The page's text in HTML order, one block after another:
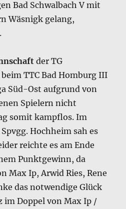
Bad Schwalbach V mit
Wäsnigk gelang,
der TG
TTC Bad Homburg III
Süd-Ost aufgrund von
Spielern nicht
somit kampflos. Im
Hochheim sah es
reichte es am Ende
Punktgewinn, da
Max Ip, Arwid Ries, Rene
das notwendige Glück
im Doppel von Max Ip /